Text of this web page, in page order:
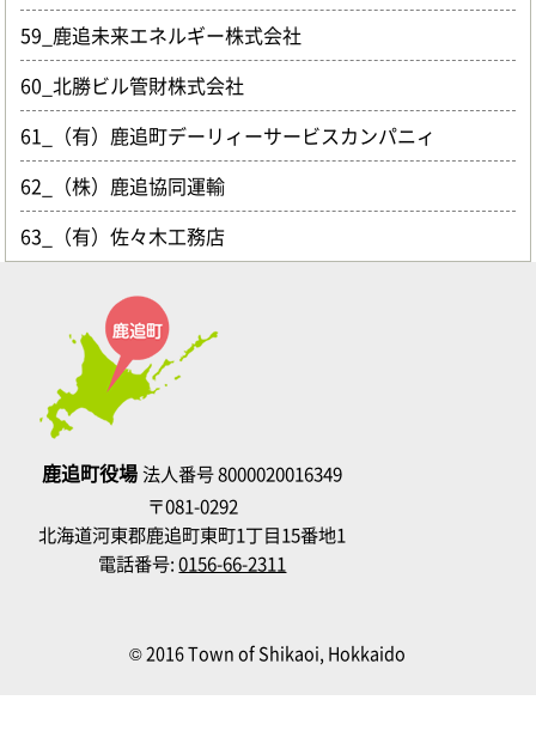
59_鹿追未来エネルギー株式会社
60_北勝ビル管財株式会社
61_（有）鹿追町デーリィーサービスカンパニィ
62_（株）鹿追協同運輸
63_（有）佐々木工務店
鹿追町役場法人番号 8000020016349
〒081-0292
北海道河東郡鹿追町東町1丁目15番地1
電話番号:0156-66-2311
© 2016 Town of Shikaoi, Hokkaido